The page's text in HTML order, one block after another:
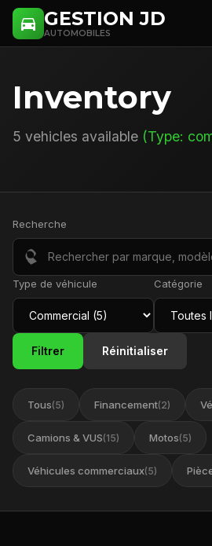
GESTION JD
AUTOMOBILES
Inventory
5 vehicles available (Type:
Recherche
Type de véhicule Catégorie
Filtrer Réinitialiser
Tous(5) Financement(2)
Camions & VUS(15) Motos(5)
Véhicules commerciaux(5)